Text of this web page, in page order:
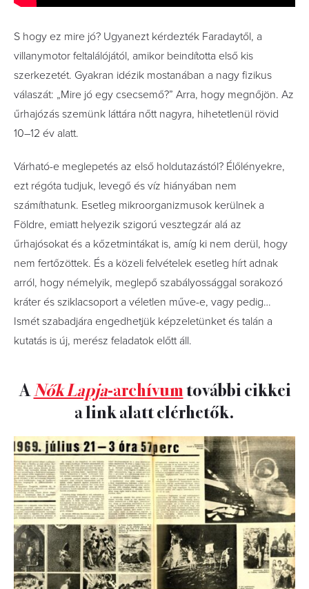
S hogy ez mire jó? Ugyanezt kérdezték Faradaytől, a
villanymotor feltalálójától, amikor beindította első kis
szerkezetét. Gyakran idézik mostanában a nagy fizikus
válaszát: „Mire jó egy csecsemő?” Arra, hogy megnőjön. Az
űrhajózás szemünk láttára nőtt nagyra, hihetetlenül rövid
10–12 év alatt.
Várható-e meglepetés az első holdutazástól? Élőlényekre,
ezt régóta tudjuk, levegő és víz hiányában nem
számíthatunk. Esetleg mikroorganizmusok kerülnek a
Földre, emiatt helyezik szigorú vesztegzár alá az
űrhajósokat és a kőzetmintákat is, amíg ki nem derül, hogy
nem fertőzöttek. És a közeli felvételek esetleg hírt adnak
arról, hogy némelyik, meglepő szabályossággal sorakozó
kráter és sziklacsoport a véletlen műve-e, vagy pedig…
Ismét szabadjára engedhetjük képzeletünket és talán a
kutatás is új, merész feladatok előtt áll.
ANők Lapja-archívumtovábbi cikkei
a link alatt elérhetők.